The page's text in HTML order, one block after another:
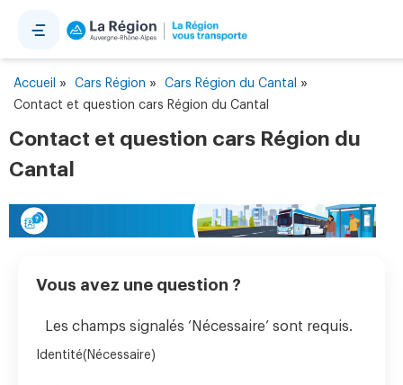
Accueil » Cars Région » Cars Région du Cantal »
Contact et question cars Région du Cantal
Contact et question cars Région du
Cantal
Vous avez une question ?
Les champs signalés ‘Nécessaire’ sont requis.
Identité(Nécessaire)